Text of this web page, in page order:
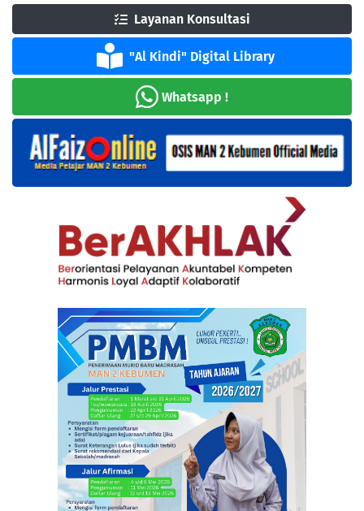
Layanan Konsultasi
"Al Kindi" Digital Library
Whatsapp !